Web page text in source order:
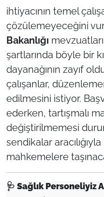
ihtiyacının temel
çözülemeyeceğini
Bakanlığı
şartlarında böyle bir
dayanağının zayıf
çalışanlar,
edilmesini istiyor.
ederken, tartışmalı
değiştirilmemesi
sendikalar
mahkemelere
🩺 Sağlık Personeliyiz